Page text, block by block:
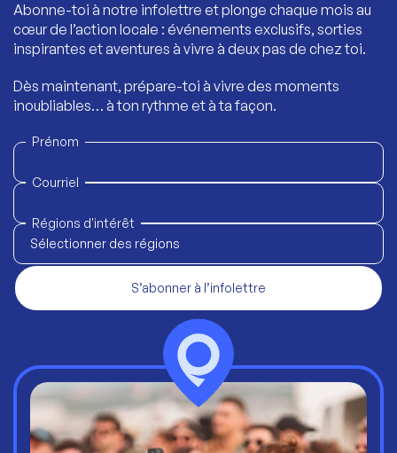
Abonne-toi à notre infolettre et plonge chaque mois au
cœur de l’action locale : événements exclusifs, sorties
inspirantes et aventures à vivre à deux pas de chez toi.
Dès maintenant, prépare-toi à vivre des moments
inoubliables… à ton rythme et à ta façon.
Prénom
Courriel
Régions d'intérêt
Sélectionner des régions
S’abonner à l’infolettre